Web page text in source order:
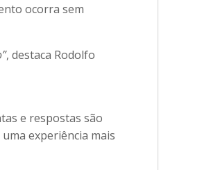
ocorra sem
, destaca Rodolfo
e respostas são
experiência mais